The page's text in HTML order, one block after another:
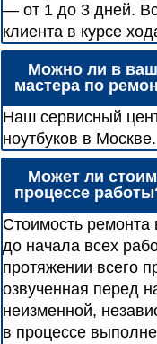
— от 1 до 3 дней.
клиента в курсе
Можно ли в
мастера по
Наш сервисный
ноутбуков в
Может ли
процессе
Стоимость ремонта
до начала всех
протяжении всего
озвученная перед
неизменной,
в процессе